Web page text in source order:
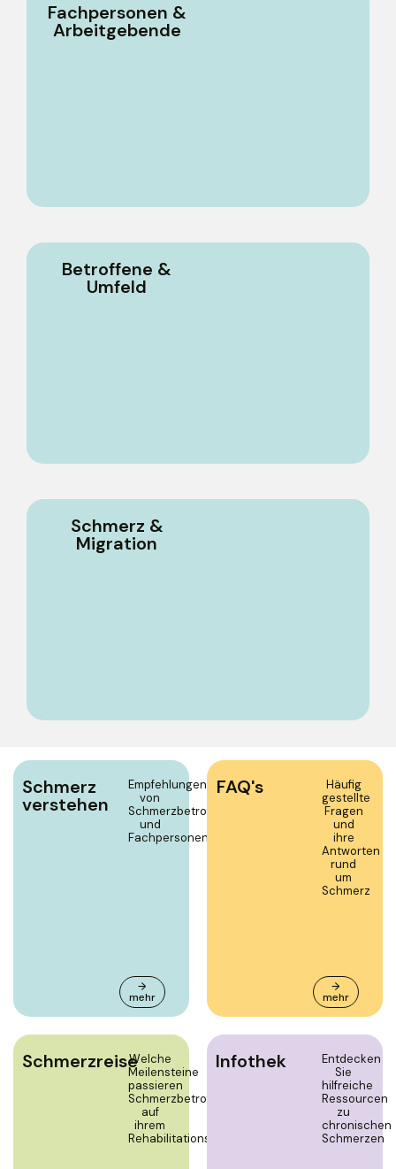
Fachpersonen &
Arbeitgebende
Betroffene &
Umfeld
Schmerz &
Migration
Schmerz
verstehen
Empfehlungen
von
Schmerzbetroffenen
und
Fachpersonen
→
mehr
FAQ's
Häufig
gestellte
Fragen
und
ihre
Antworten
rund
um
Schmerz
→
mehr
SchmerzreiseWelche
Meilensteine
passieren
Schmerzbetroffene
auf
ihrem
Rehabilitationsweg?
Infothek
Entdecken
Sie
hilfreiche
Ressourcen
zu
chronischen
Schmerzen